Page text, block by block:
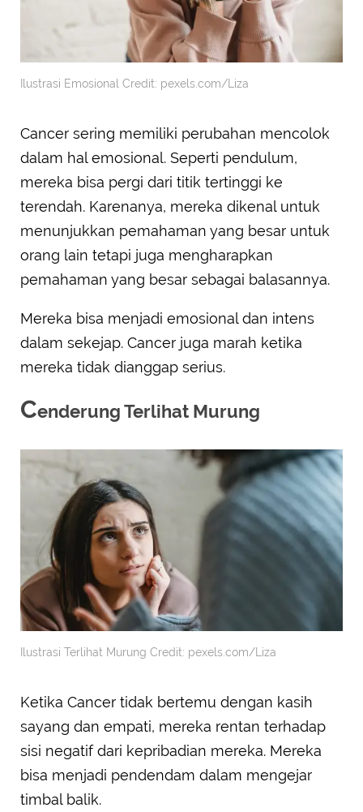
Ilustrasi Emosional Credit: pexels.com/Liza
Cancer sering memiliki perubahan mencolok
dalam hal emosional. Seperti pendulum,
mereka bisa pergi dari titik tertinggi ke
terendah. Karenanya, mereka dikenal untuk
menunjukkan pemahaman yang besar untuk
orang lain tetapi juga mengharapkan
pemahaman yang besar sebagai balasannya.
Mereka bisa menjadi emosional dan intens
dalam sekejap. Cancer juga marah ketika
mereka tidak dianggap serius.
Cenderung Terlihat Murung
Ilustrasi Terlihat Murung Credit: pexels.com/Liza
Ketika Cancer tidak bertemu dengan kasih
sayang dan empati, mereka rentan terhadap
sisi negatif dari kepribadian mereka. Mereka
bisa menjadi pendendam dalam mengejar
timbal balik.